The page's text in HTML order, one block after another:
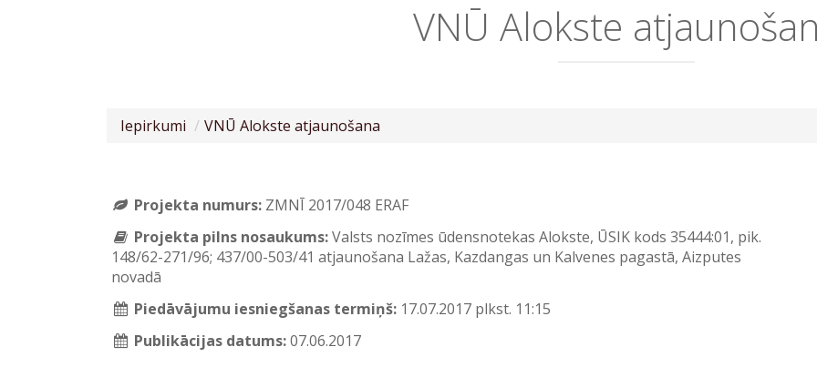
VNŪ Alokste
Iepirkumi VNŪ Alokste atjaunošana
Projekta numurs: ZMNĪ 2017/048 ERAF
Projekta pilns nosaukums:Valsts nozīmes ūdensnotekas Alokste, ŪSIK kods 35444:01, pik.
148/62-271/96; 437/00-503/41 atjaunošana Lažas, Kazdangas un Kalvenes pagastā, Aizputes
novadā
Piedāvājumu iesniegšanas termiņš: 17.07.2017 plkst. 11:15
Publikācijas datums:07.06.2017